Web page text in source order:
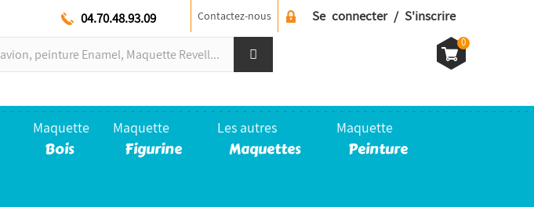
Se connecter / S'inscrire
Contactez-nous
04.70.48.93.09
0
Maquette
Bois
Maquette
Figurine
Les autres
Maquettes
Maquette
Peinture